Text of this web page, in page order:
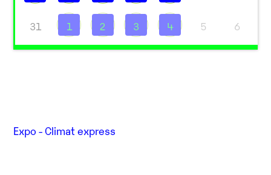
31 1 2 3 4 5 6
Expo - Climat express